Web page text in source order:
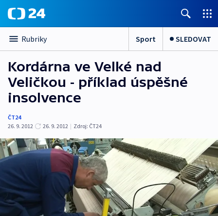
Rubriky Sport SLEDOVAT
Kordárna ve Velké nad
Veličkou - příklad úspěšné
insolvence
ČT24
26. 9. 2012
26. 9. 2012 | Zdroj: ČT24